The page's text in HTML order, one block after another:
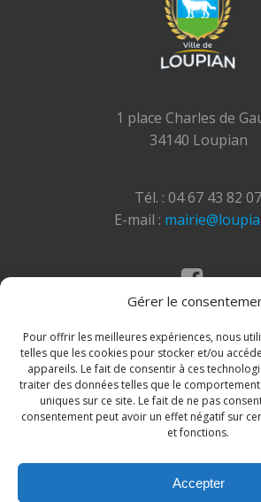
Gérer le
Pour offrir les meilleures expériences, nous
telles que les cookies pour stocker et/ou
appareils. Le fait de consentir à ces
traiter des données telles que le
uniques sur ce site. Le fait de ne pas
consentement peut avoir un effet négatif sur
et fonctions.
Accepter
1 place Charles de
34140 Loupian
Tél. : 04 67 43 82 07
E-mail :